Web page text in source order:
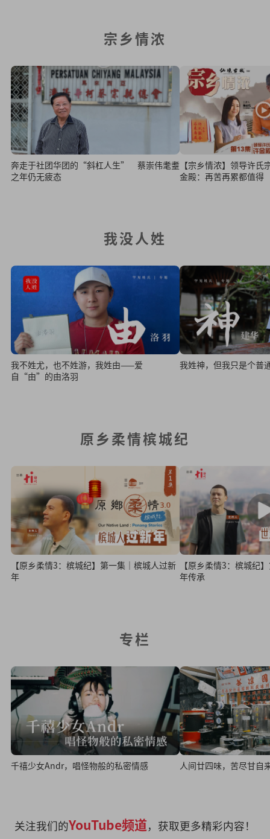
宗乡情浓
奔走于社团华团的“斜杠人生” 蔡崇伟耄耋
之年仍无疲态
【宗乡情浓】领导许
金殿：再苦再累都值得
我没人姓
我不姓尤，也不姓游，我姓由——爱
自“由”的由洛羽
我姓神，但我只是个普
原乡柔情槟城纪
【原乡柔情3：槟城纪】第一集｜槟城人过新
年
【原乡柔情3：槟城纪
年传承
专栏
千禧少女Andr，唱怪物般的私密情感 人间廿四味，苦尽甘
关注我们的YouTube频道，获取更多精彩内容！